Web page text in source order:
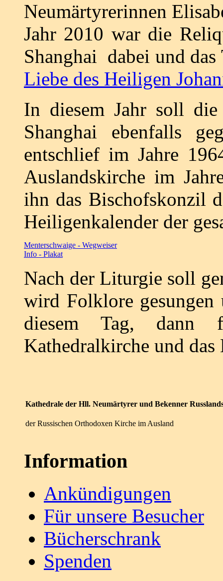
Neumärtyrerinnen
Jahr 2010 war die
Shanghai dabei und
Liebe des Heiligen
In diesem Jahr soll
Shanghai ebenfalls
entschlief im Jahre
Auslandskirche im
ihn das Bischofskonzil
Heiligenkalender der
Menterschwaige - Wegweiser
Info - Plakat
Nach der Liturgie soll
wird Folklore gesungen
diesem Tag,
Kathedralkirche und das
Kathedrale der Hll. Neumärtyrer und Bekenner
der Russischen Orthodoxen Kirche im Ausland
Information
Ankündigungen
Für unsere Besucher
Bücherschrank
Spenden